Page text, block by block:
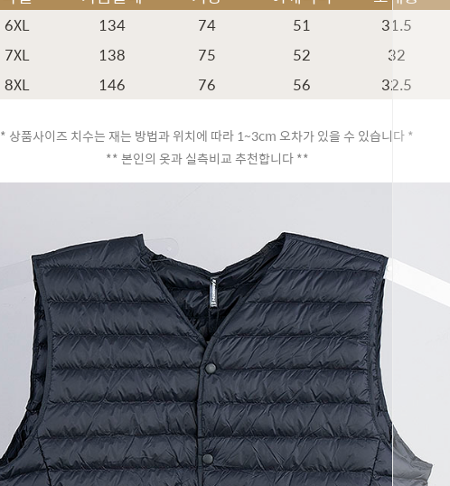
페이코 ID
6XL 134 74 51 31.5
7XL 138 75 52 32
8XL 146 76 56 32.5
* 상품사이즈 치수는 재는 방법과 위치에 따라 1~3cm 오차가 있을 수 있습니다 *
** 본인의 옷과 실측비교 추천합니다 **